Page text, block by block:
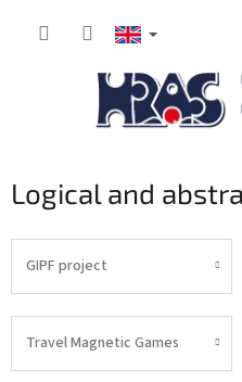
Logical and
GIPF project
Travel Magnetic Games